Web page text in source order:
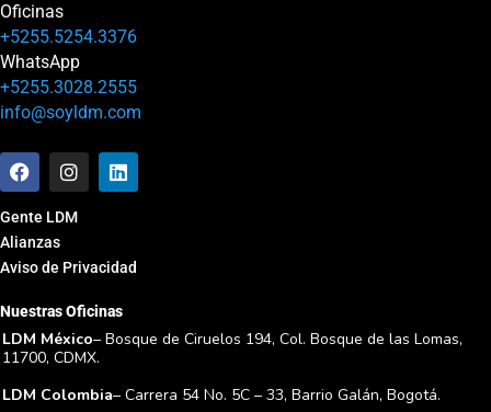
Oficinas
+5255.5254.3376
WhatsApp
+5255.3028.2555
info@soyldm.com
Gente LDM
Alianzas
Aviso de Privacidad
Nuestras Oficinas
LDM México– Bosque de Ciruelos 194, Col. Bosque de las Lomas,
11700, CDMX.
LDM Colombia– Carrera 54 No. 5C – 33, Barrio Galán, Bogotá.